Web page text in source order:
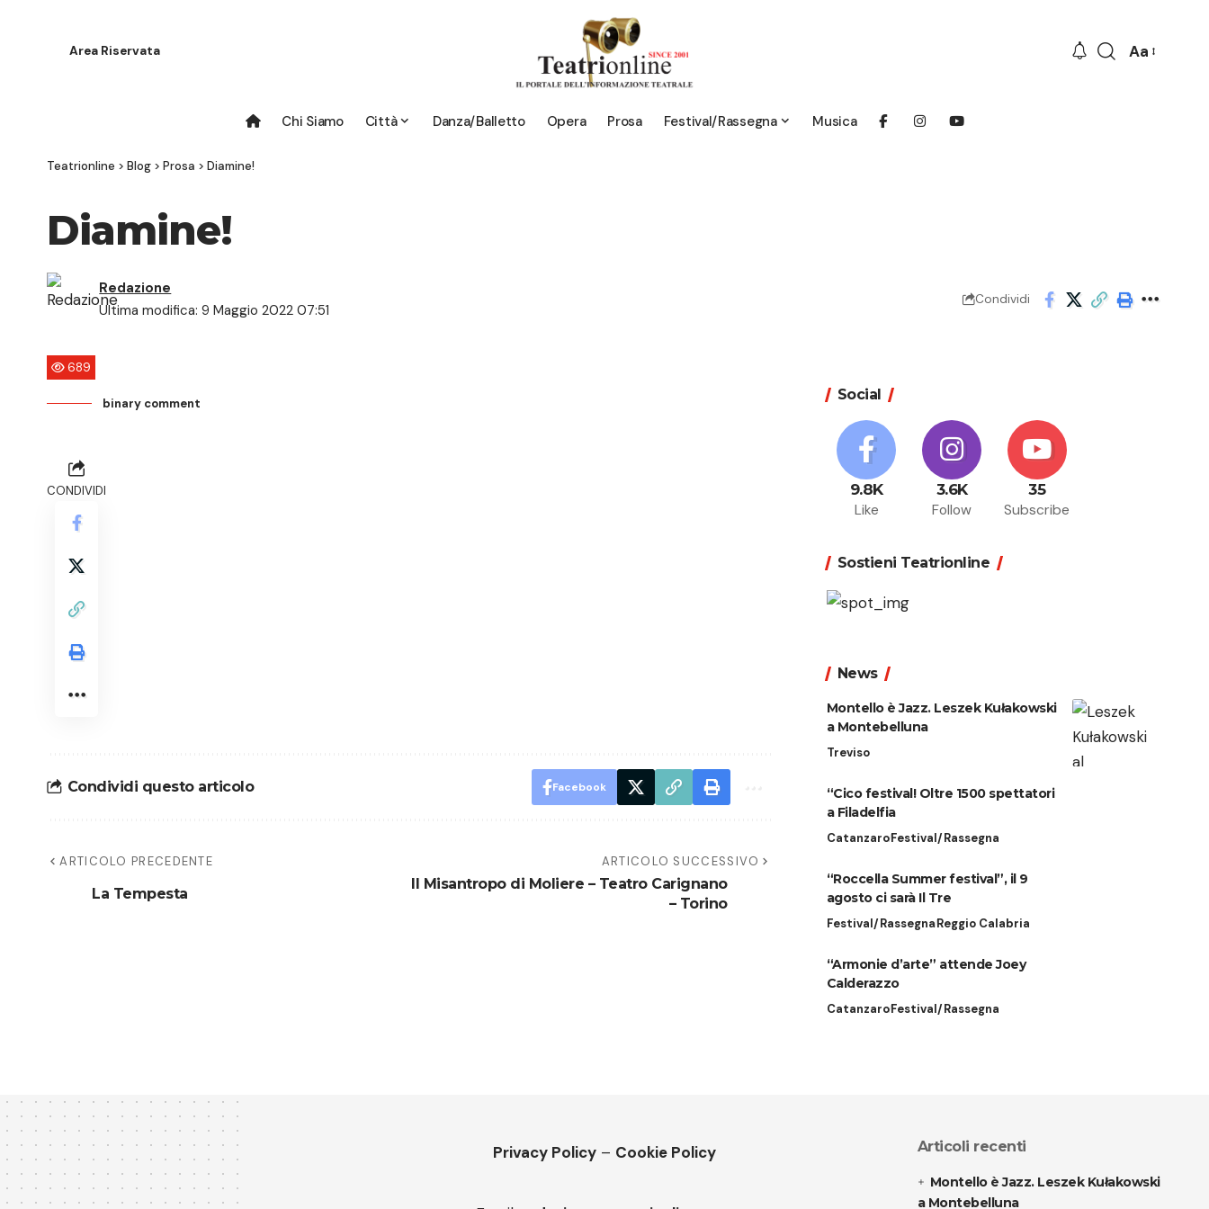
Area Riservata
Font
Aa
Chi Siamo Città Danza/Balletto Opera Prosa Festival/Rassegna Musica
Teatrionline > Blog > Prosa > Diamine!
Diamine!
Ultima modifica: 9 Maggio 2022 07:51
Redazione
Condividi
689
binary comment
CONDIVIDI
Condividi questo articolo Facebook
ARTICOLO PRECEDENTE
La Tempesta
ARTICOLO SUCCESSIVO
Il Misantropo di Moliere – Teatro Carignano
– Torino
Social
9.8K
Like
3.6K
Follow
35
Subscribe
Sostieni Teatrionline
News
Montello è Jazz. Leszek Kułakowski
a Montebelluna
Treviso
“Cico festival! Oltre 1500 spettatori
a Filadelfia
CatanzaroFestival/Rassegna
“Roccella Summer festival”, il 9
agosto ci sarà Il Tre
Festival/RassegnaReggio Calabria
“Armonie d’arte” attende Joey
Calderazzo
CatanzaroFestival/Rassegna
Privacy Policy – Cookie Policy Articoli recenti
Montello è Jazz. Leszek Kułakowski
a Montebelluna